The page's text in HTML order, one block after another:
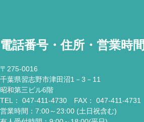
電話番号・住所・営業時間
〒275-0016
千葉県習志野市津田沼1－3－11
昭和第三ビル6階
TEL： 047-411-4730 FAX： 047-411-4731
営業時間：7:00～23:00 (土日祝含む)